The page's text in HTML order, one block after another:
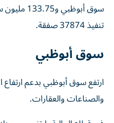
سوق
تنفيذ 37874 صفقة.
سوق أبوظبي
ارتفع سوق أبوظبي بدعم
والصناعات والعقارات.